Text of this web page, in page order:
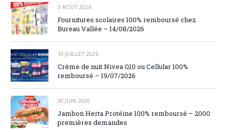
3 AOÛT 2026
Fournitures scolaires 100% remboursé chez
Bureau Vallée – 14/08/2026
10 JUILLET 2026
Crème de nuit Nivea Q10 ou Cellular 100%
remboursé – 19/07/2026
30 JUIN 2026
Jambon Herta Protéine 100% remboursé – 2000
premières demandes